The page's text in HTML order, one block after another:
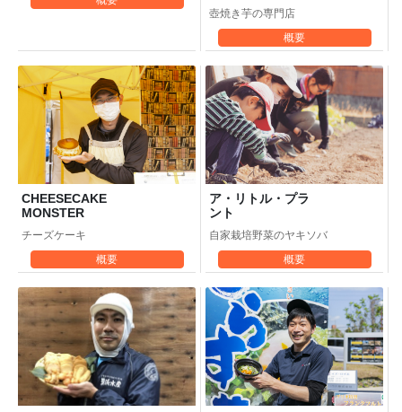
壺焼き芋の専門店
概要
CHEESECAKE
MONSTER
チーズケーキ
概要
ア・リトル・プラ
ント
自家栽培野菜のヤキソバ
概要